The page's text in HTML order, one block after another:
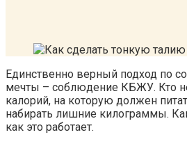
Единственно верный подход по
мечты – соблюдение КБЖУ. Кто
калорий, на которую должен
набирать лишние килограммы.
как это работает.